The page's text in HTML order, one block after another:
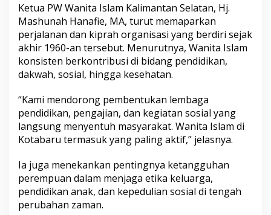
l
Ketua PW Wanita Islam Kalimantan Selatan, Hj.
Mashunah Hanafie, MA, turut memaparkan
perjalanan dan kiprah organisasi yang berdiri sejak
akhir 1960-an tersebut. Menurutnya, Wanita Islam
konsisten berkontribusi di bidang pendidikan,
dakwah, sosial, hingga kesehatan.
“Kami mendorong pembentukan lembaga
pendidikan, pengajian, dan kegiatan sosial yang
langsung menyentuh masyarakat. Wanita Islam di
Kotabaru termasuk yang paling aktif,” jelasnya.
Ia juga menekankan pentingnya ketangguhan
perempuan dalam menjaga etika keluarga,
pendidikan anak, dan kepedulian sosial di tengah
perubahan zaman.